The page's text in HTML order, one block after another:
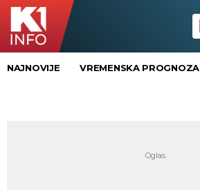
NAJNOVIJE VREMENSKA PROGNOZA